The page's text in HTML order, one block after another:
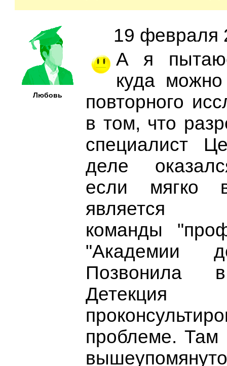
Любовь
19 февраля
А я
куда
повторного
в том, что
специалист
деле
если мягко
является
команды
"Академии
проблеме. Там